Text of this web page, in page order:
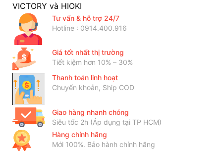
VICTORY và HIOKI
Tư vấn & hỗ trợ 24/7
Hotline : 0914.400.916
Giá tốt nhất thị trường
Tiết kiệm hơn 10% – 30%
Thanh toán linh hoạt
Chuyển khoản, Ship COD
Giao hàng nhanh chóng
Siêu tốc 2h (Áp dụng tại TP HCM)
Hàng chính hãng
Mới 100%. Bảo hành chính hãng